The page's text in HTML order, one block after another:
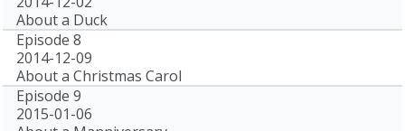
About a Duck
Episode 8
2014-12-09
About a Christmas Carol
Episode 9
2015-01-06